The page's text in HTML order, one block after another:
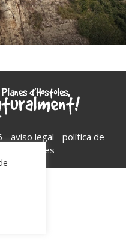
- aviso legal - política de
de cookies